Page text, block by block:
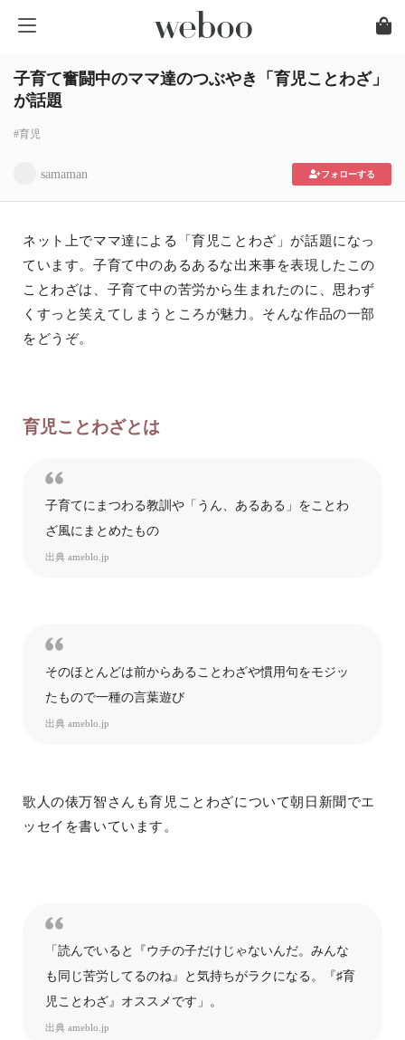
子育て奮闘中のママ達のつぶやき「育児ことわざ」
が話題
#育児
samaman フォローする
ネット上でママ達による「育児ことわざ」が話題になっ
ています。子育て中のあるあるな出来事を表現したこの
ことわざは、子育て中の苦労から生まれたのに、思わず
くすっと笑えてしまうところが魅力。そんな作品の一部
をどうぞ。
育児ことわざとは
子育てにまつわる教訓や「うん、あるある」をことわ
ざ風にまとめたもの
出典 ameblo.jp
そのほとんどは前からあることわざや慣用句をモジッ
たもので一種の言葉遊び
出典 ameblo.jp
歌人の俵万智さんも育児ことわざについて朝日新聞でエ
ッセイを書いています。
「読んでいると『ウチの子だけじゃないんだ。みんな
も同じ苦労してるのね』と気持ちがラクになる。『♯育
児ことわざ』オススメです」。
出典 ameblo.jp